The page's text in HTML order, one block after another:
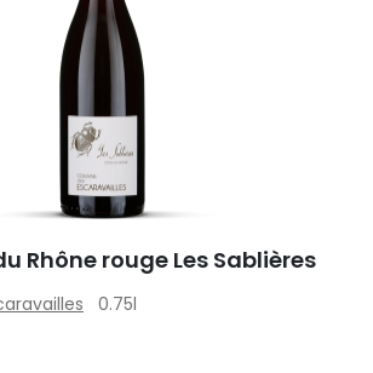
Rhône rouge Les Sablières
0.75l